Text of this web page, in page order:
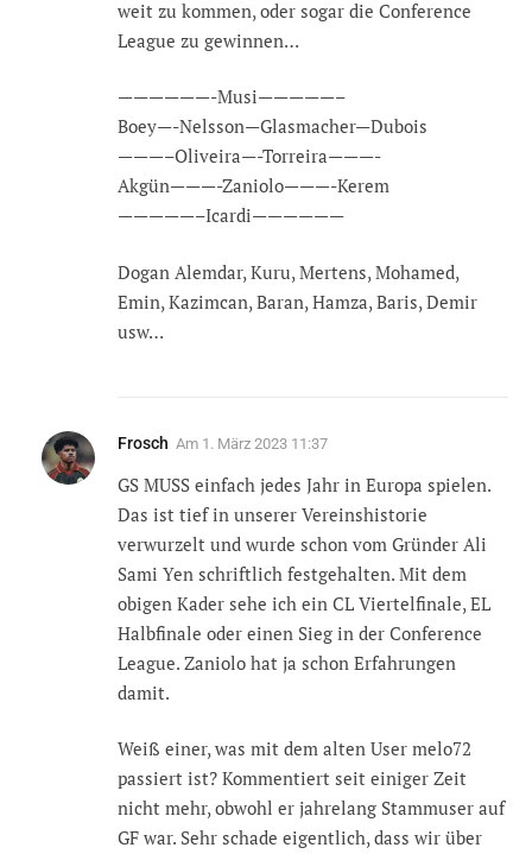
weit zu kommen, oder sogar die Conference
League zu gewinnen…
——————-Musi—————–
Boey—-Nelsson—Glasmacher—Dubois
———–Oliveira—-Torreira———-
Akgün———-Zaniolo———-Kerem
—————–Icardi——————
Dogan Alemdar, Kuru, Mertens, Mohamed,
Emin, Kazimcan, Baran, Hamza, Baris, Demir
usw…
Frosch Am 1. März 2023 11:37
GS MUSS einfach jedes Jahr in Europa spielen.
Das ist tief in unserer Vereinshistorie
verwurzelt und wurde schon vom Gründer Ali
Sami Yen schriftlich festgehalten. Mit dem
obigen Kader sehe ich ein CL Viertelfinale, EL
Halbfinale oder einen Sieg in der Conference
League. Zaniolo hat ja schon Erfahrungen
damit.
Weiß einer, was mit dem alten User melo72
passiert ist? Kommentiert seit einiger Zeit
nicht mehr, obwohl er jahrelang Stammuser auf
GF war. Sehr schade eigentlich, dass wir über